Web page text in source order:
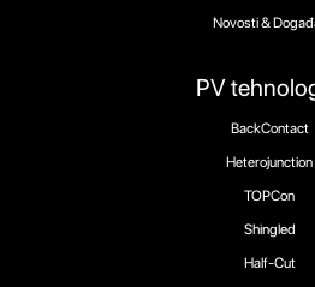
PV
BackContact
Heterojunction
TOPCon
Shingled
Half-Cut
Novosti &